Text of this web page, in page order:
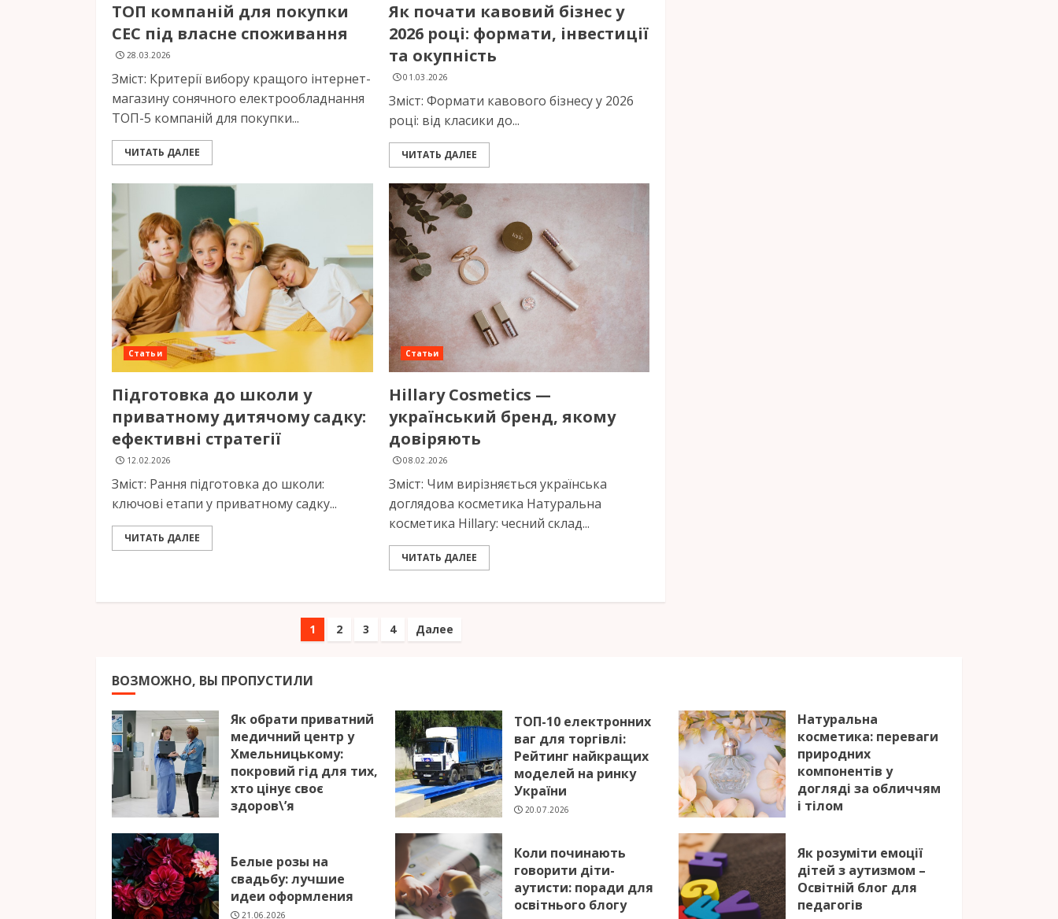
ТОП компаній для покупки
СЕС під власне споживання
28.03.2026
Зміст: Критерії вибору кращого інтернет-
магазину сонячного електрообладнання
ТОП-5 компаній для покупки...
ЧИТАТЬ ДАЛЕЕ
Як почати кавовий бізнес у
2026 році: формати, інвестиції
та окупність
01.03.2026
Зміст: Формати кавового бізнесу у 2026
році: від класики до...
ЧИТАТЬ ДАЛЕЕ
Статьи
Підготовка до школи у
приватному дитячому садку:
ефективні стратегії
12.02.2026
Зміст: Рання підготовка до школи:
ключові етапи у приватному садку...
ЧИТАТЬ ДАЛЕЕ
Статьи
Hillary Cosmetics —
український бренд, якому
довіряють
08.02.2026
Зміст: Чим вирізняється українська
доглядова косметика Натуральна
косметика Hillary: чесний склад...
ЧИТАТЬ ДАЛЕЕ
Навигация
записям
1 2 3 4 Далее
ВОЗМОЖНО, ВЫ ПРОПУСТИЛИ
Як обрати приватний
медичний центр у
Хмельницькому:
покровий гід для тих,
хто цінує своє
здоров\’я
ТОП-10 електронних
ваг для торгівлі:
Рейтинг найкращих
моделей на ринку
України
20.07.2026
Натуральна
косметика: переваги
природних
компонентів у
догляді за обличчям
і тілом
Белые розы на
свадьбу: лучшие
идеи оформления
21.06.2026
Коли починають
говорити діти-
аутисти: поради для
освітнього блогу
Як розуміти емоції
дітей з аутизмом –
Освітній блог для
педагогів